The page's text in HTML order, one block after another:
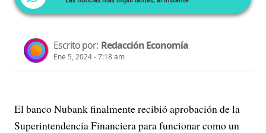
Escrito por: Redacción Economía
Ene 5, 2024 - 7:18 am
El banco Nubank finalmente recibió aprobación de la
Superintendencia Financiera para funcionar como un